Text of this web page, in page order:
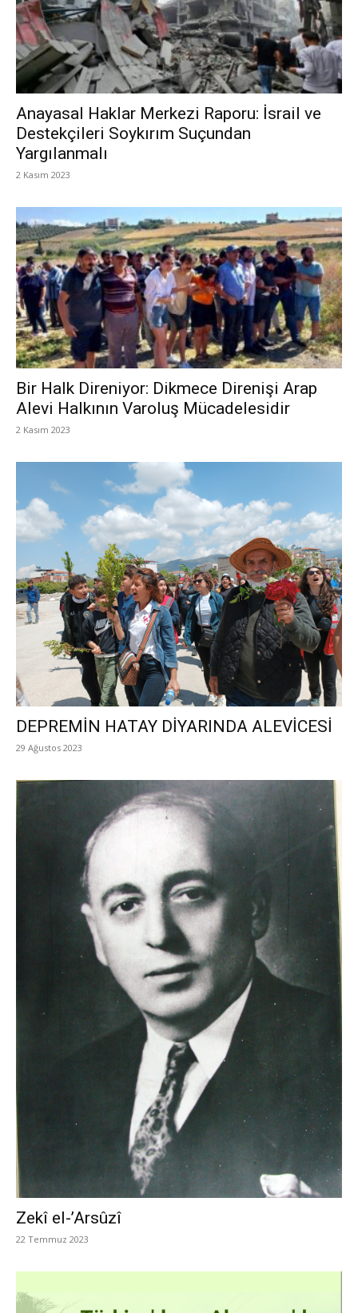
Anayasal Haklar Merkezi Raporu: İsrail ve
Destekçileri Soykırım Suçundan
Yargılanmalı
2 Kasım 2023
Bir Halk Direniyor: Dikmece Direnişi Arap
Alevi Halkının Varoluş Mücadelesidir
2 Kasım 2023
DEPREMİN HATAY DİYARINDA ALEVİCESİ
29 Ağustos 2023
Zekî el-’Arsûzî
22 Temmuz 2023